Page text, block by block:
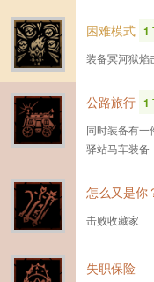
困难模式 1
装备冥河狱焰
公路旅行 1
同时装备有一
驿站马车装备
怎么又是你
击败收藏家
失职保险